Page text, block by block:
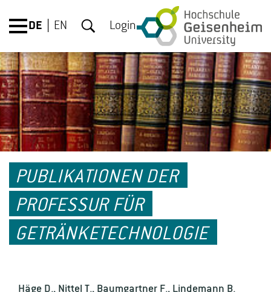
DE EN Login
PUBLIKATIONEN DER
PROFESSUR FÜR
GETRÄNKETECHNOLOGIE
Häge D., Nittel T., Baumgartner F., Lindemann B.